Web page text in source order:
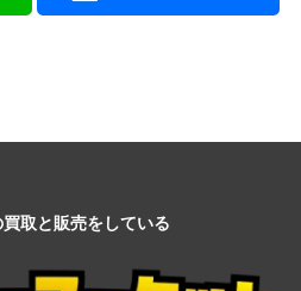
取と販売をしている